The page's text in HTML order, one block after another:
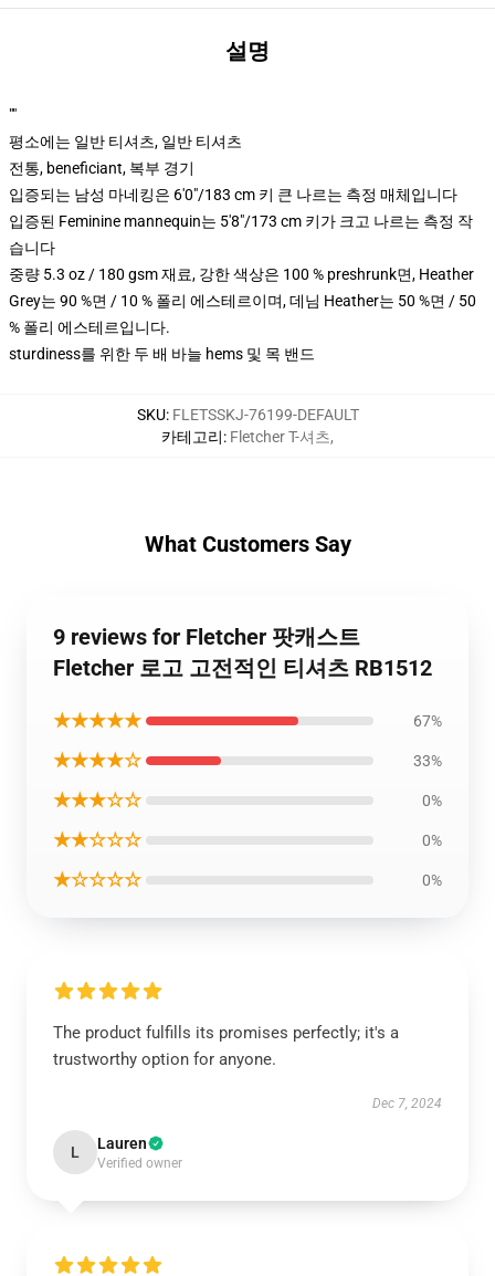
설명
""
평소에는 일반 티셔츠, 일반 티셔츠
전통, beneficiant, 복부 경기
입증되는 남성 마네킹은 6'0"/183 cm 키 큰 나르는 측정 매체입니다
입증된 Feminine mannequin는 5'8"/173 cm 키가 크고 나르는 측정 작
습니다
중량 5.3 oz / 180 gsm 재료, 강한 색상은 100 % preshrunk면, Heather
Grey는 90 %면 / 10 % 폴리 에스테르이며, 데님 Heather는 50 %면 / 50
% 폴리 에스테르입니다.
sturdiness를 위한 두 배 바늘 hems 및 목 밴드
SKU: FLETSSKJ-76199-DEFAULT
카테고리: Fletcher T-셔츠,
What Customers Say
9 reviews for Fletcher 팟캐스트
Fletcher 로고 고전적인 티셔츠 RB1512
★★★★★ 67%
★★★★☆ 33%
★★★☆☆ 0%
★★☆☆☆ 0%
★☆☆☆☆ 0%
The product fulfills its promises perfectly; it's a
trustworthy option for anyone.
Dec 7, 2024
L Lauren
Verified owner